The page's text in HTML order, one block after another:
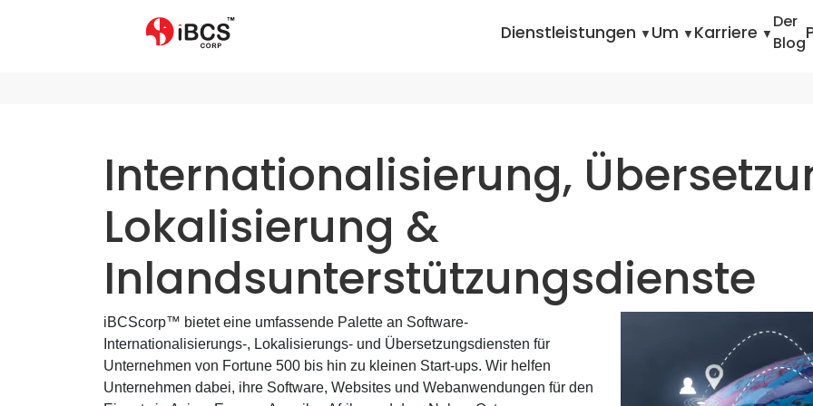
Dienstleistungen Um Karriere
Der
Blog
Internationalisierung,
Lokalisierung &
Inlandsunterstützungsdienste
iBCScorp™ bietet eine umfassende Palette an Software-
Internationalisierungs-, Lokalisierungs- und Übersetzungsdiensten für
Unternehmen von Fortune 500 bis hin zu kleinen Start-ups. Wir helfen
Unternehmen dabei, ihre Software, Websites und Webanwendungen für den